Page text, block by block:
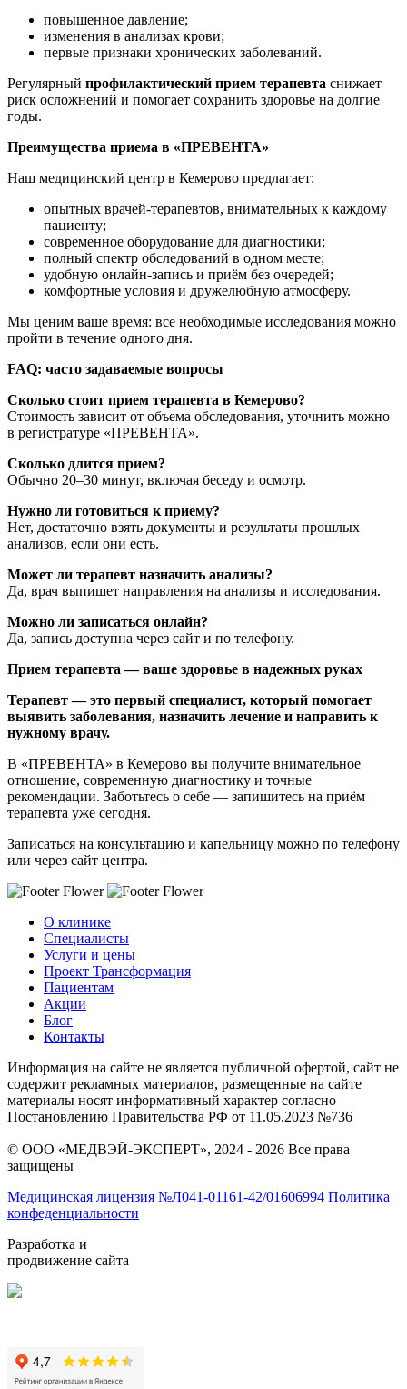
повышенное давление;
изменения в анализах крови;
первые признаки хронических заболеваний.
Регулярный профилактический прием терапевта снижает
риск осложнений и помогает сохранить здоровье на долгие
годы.
Преимущества приема в «ПРЕВЕНТА»
Наш медицинский центр в Кемерово предлагает:
опытных врачей-терапевтов, внимательных к каждому
пациенту;
современное оборудование для диагностики;
полный спектр обследований в одном месте;
удобную онлайн-запись и приём без очередей;
комфортные условия и дружелюбную атмосферу.
Мы ценим ваше время: все необходимые исследования можно
пройти в течение одного дня.
FAQ: часто задаваемые вопросы
Сколько стоит прием терапевта в Кемерово?
Стоимость зависит от объема обследования, уточнить можно
в регистратуре «ПРЕВЕНТА».
Сколько длится прием?
Обычно 20–30 минут, включая беседу и осмотр.
Нужно ли готовиться к приему?
Нет, достаточно взять документы и результаты прошлых
анализов, если они есть.
Может ли терапевт назначить анализы?
Да, врач выпишет направления на анализы и исследования.
Можно ли записаться онлайн?
Да, запись доступна через сайт и по телефону.
Прием терапевта — ваше здоровье в надежных руках
Терапевт — это первый специалист, который помогает
выявить заболевания, назначить лечение и направить к
нужному врачу.
В «ПРЕВЕНТА» в Кемерово вы получите внимательное
отношение, современную диагностику и точные
рекомендации. Заботьтесь о себе — запишитесь на приём
терапевта уже сегодня.
Записаться на консультацию и капельницу можно по телефону
или через сайт центра.
О клинике
Специалисты
Услуги и цены
Проект Трансформация
Пациентам
Акции
Блог
Контакты
Информация на сайте не является публичной офертой, сайт не
содержит рекламных материалов, размещенные на сайте
материалы носят информативный характер согласно
Постановлению Правительства РФ от 11.05.2023 №736
© ООО «МЕДВЭЙ-ЭКСПЕРТ», 2024 - 2026 Все права
защищены
Медицинская лицензия №Л041-01161-42/01606994 Политика
конфеденциальности
Разработка и
продвижение сайта